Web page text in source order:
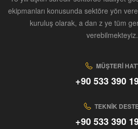
ekipmanları konusunda sektöre yön
kuruluş olarak, a dan z ye tüm
verebilmekteyiz.
MÜŞTERI
+90 533 390
TEKNIK
+90 533 390